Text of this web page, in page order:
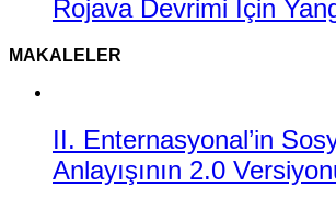
Rojava Devrimi İçin
MAKALELER
II. Enternasyonal’in
Anlayışının 2.0